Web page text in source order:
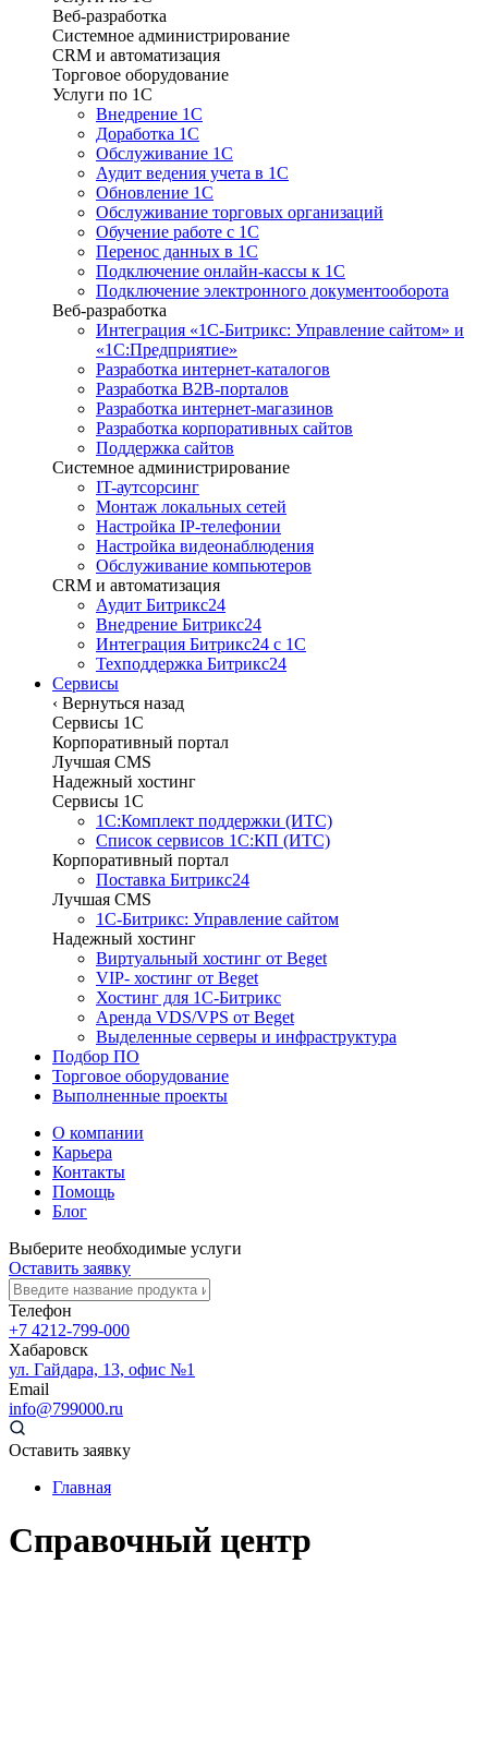
Веб-разработка
Системное администрирование
CRM и автоматизация
Торговое оборудование
Услуги по 1С
Внедрение 1С
Доработка 1С
Обслуживание 1С
Аудит ведения учета в 1С
Обновление 1С
Обслуживание торговых организаций
Обучение работе с 1С
Перенос данных в 1С
Подключение онлайн-кассы к 1С
Подключение электронного документооборота
Веб-разработка
Интеграция «1С-Битрикс: Управление сайтом» и
«1С:Предприятие»
Разработка интернет-каталогов
Разработка B2B-порталов
Разработка интернет-магазинов
Разработка корпоративных сайтов
Поддержка сайтов
Системное администрирование
IT-аутсорсинг
Монтаж локальных сетей
Настройка IP-телефонии
Настройка видеонаблюдения
Обслуживание компьютеров
CRM и автоматизация
Аудит Битрикс24
Внедрение Битрикс24
Интеграция Битрикс24 с 1С
Техподдержка Битрикс24
Сервисы
‹ Вернуться назад
Сервисы 1C
Корпоративный портал
Лучшая CMS
Надежный хостинг
Сервисы 1C
1С:Комплект поддержки (ИТС)
Список сервисов 1С:КП (ИТС)
Корпоративный портал
Поставка Битрикс24
Лучшая CMS
1С-Битрикс: Управление сайтом
Надежный хостинг
Виртуальный хостинг от Beget
VIP- хостинг от Beget
Хостинг для 1С-Битрикс
Аренда VDS/VPS от Beget
Выделенные серверы и инфраструктура
Подбор ПО
Торговое оборудование
Выполненные проекты
О компании
Карьера
Контакты
Помощь
Блог
Выберите необходимые услуги
Оставить заявку
Телефон
+7 4212-799-000
Хабаровск
ул. Гайдара, 13, офис №1
Email
info@799000.ru
Оставить заявку
Главная
Справочный центр